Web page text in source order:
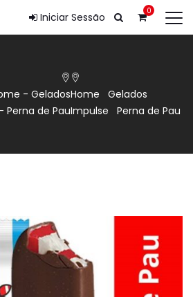
Iniciar Sessão 0
-Gelados
-Perna de Pau
Home
Gelados
Impulse
Perna de Pau